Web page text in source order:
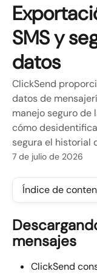
SMS y
datos
ClickSend
datos de
manejo seguro de
cómo
segura el historial
7 de julio de 2026
Índice de
mensajes
ClickSend